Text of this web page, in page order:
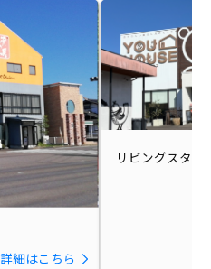
詳細はこちら
リビングスタ